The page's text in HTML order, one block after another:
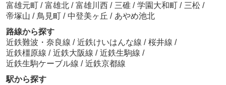
富雄元町 / 富雄北 / 富雄川西 / 三碓 / 学園大和町 / 三松 /
帝塚山 / 鳥見町 / 中登美ヶ丘 / あやめ池北
路線から探す
近鉄難波・奈良線 / 近鉄けいはんな線 / 桜井線 /
近鉄橿原線 / 近鉄大阪線 / 近鉄生駒線 /
近鉄生駒ケーブル線 / 近鉄京都線
駅から探す